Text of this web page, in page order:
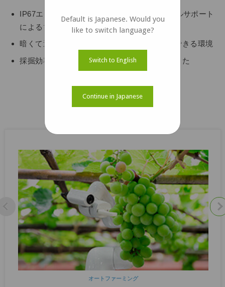
IP67エンクロージャーと15メートルのケーブルサポート
によるマルチカメラのサポート
暗くて過酷な条件での手間のかからない運転できる環境
採掘効率と労働力の生産性が大幅に向上しました
オートファーミング
Default is Japanese. Would you
like to switch language?
Switch to English
Continue in Japanese